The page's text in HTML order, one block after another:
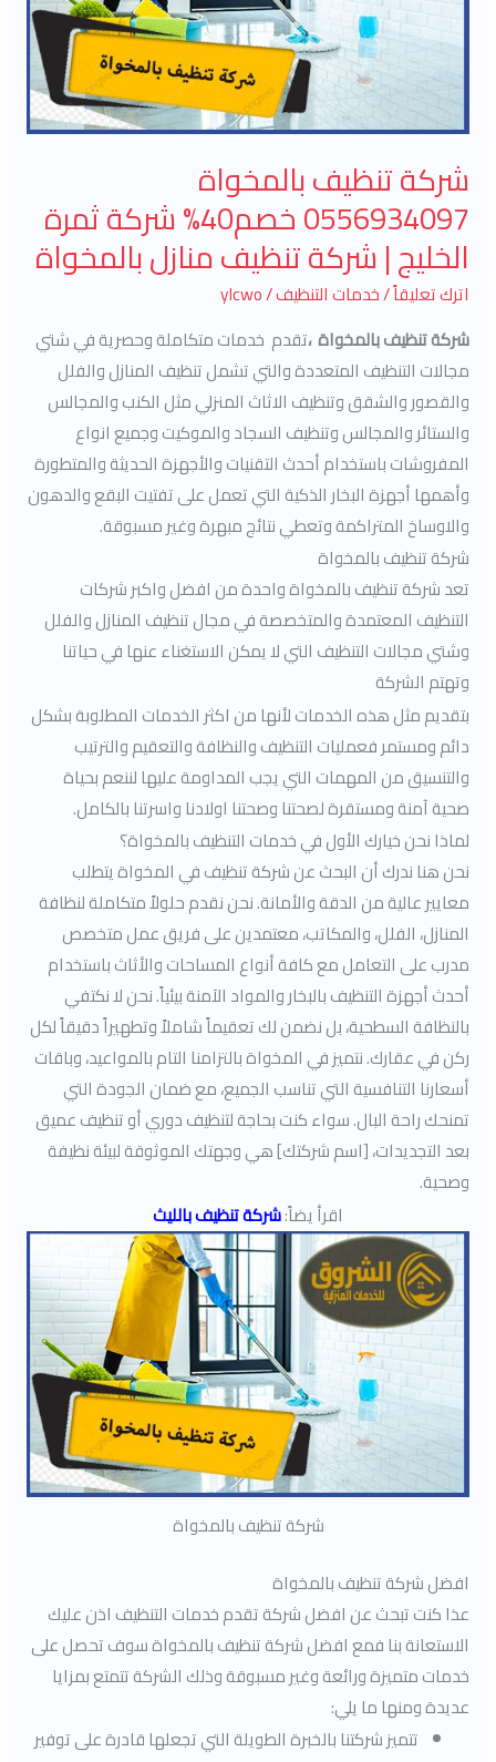
شركة تنظيف بالمخواة
0556934097 خصم40% شركة ثمرة
الخليج | شركة تنظيف منازل بالمخواة
اترك تعليقاً/خدمات التنظيف/
ylcwo
شركة تنظيف بالمخواة ،تقدم خدمات متكاملة وحصرية في شتي
مجالات التنظيف المتعددة والتي تشمل تنظيف المنازل والفلل
والقصور والشقق وتنظيف الاثاث المنزلي مثل الكنب والمجالس
والستائر والمجالس وتنظيف السجاد والموكيت وجميع انواع
المفروشات باستخدام أحدث التقنيات والأجهزة الحديثة والمتطورة
وأهمها أجهزة البخار الذكية التي تعمل على تفتيت البقع والدهون
والاوساخ المتراكمة وتعطي نتائج مبهرة وغير مسبوقة.
شركة تنظيف بالمخواة
تعد شركة تنظيف بالمخواة واحدة من افضل واكبر شركات
التنظيف المعتمدة والمتخصصة في مجال تنظيف المنازل والفلل
وشتي مجالات التنظيف التي لا يمكن الاستغناء عنها في حياتنا
وتهتم الشركة
بتقديم مثل هذه الخدمات لأنها من اكثر الخدمات المطلوبة بشكل
دائم ومستمر فعمليات التنظيف والنظافة والتعقيم والترتيب
والتنسيق من المهمات التي يجب المداومة عليها لننعم بحياة
صحية آمنة ومستقرة لصحتنا وصحتنا اولادنا واسرتنا بالكامل.
لماذا نحن خيارك الأول في خدمات التنظيف بالمخواة؟
نحن هنا ندرك أن البحث عن شركة تنظيف في المخواة يتطلب
معايير عالية من الدقة والأمانة. نحن نقدم حلولاً متكاملة لنظافة
المنازل، الفلل، والمكاتب، معتمدين على فريق عمل متخصص
مدرب على التعامل مع كافة أنواع المساحات والأثاث باستخدام
أحدث أجهزة التنظيف بالبخار والمواد الآمنة بيئياً. نحن لا نكتفي
بالنظافة السطحية، بل نضمن لك تعقيماً شاملاً وتطهيراً دقيقاً لكل
ركن في عقارك. نتميز في المخواة بالتزامنا التام بالمواعيد، وباقات
أسعارنا التنافسية التي تناسب الجميع، مع ضمان الجودة التي
تمنحك راحة البال. سواء كنت بحاجة لتنظيف دوري أو تنظيف عميق
بعد التجديدات، [اسم شركتك] هي وجهتك الموثوقة لبيئة نظيفة
وصحية.
اقرأ يضاً:شركة تنظيف بالليث
شركة تنظيف بالمخواة
افضل شركة تنظيف بالمخواة
عذا كنت تبحث عن افضل شركة تقدم خدمات التنظيف اذن عليك
الاستعانة بنا فمع افضل شركة تنظيف بالمخواة سوف تحصل على
خدمات متميزة ورائعة وغير مسبوقة وذلك الشركة تتمتع بمزايا
عديدة ومنها ما يلي:
تتميز شركتنا بالخبرة الطويلة التي تجعلها قادرة على توفير
شركة
ثمرة
الخليج
|
شركة
تنظيف
منازل
بالمخواة